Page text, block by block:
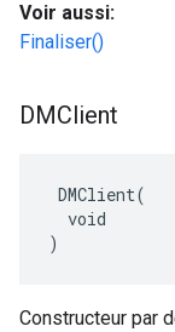
Voir aussi:
Finaliser()
DMClient
DMClient(
  void
)
Constructeur par